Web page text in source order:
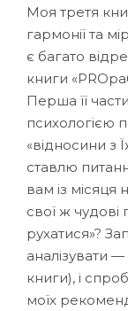
Моя третя
гармонії та
є багато
книги
Перша її
психологією
«відносини з
ставлю
вам із місяця
свої ж чудові
рухатися»?
аналізувати
книги), і
моїх